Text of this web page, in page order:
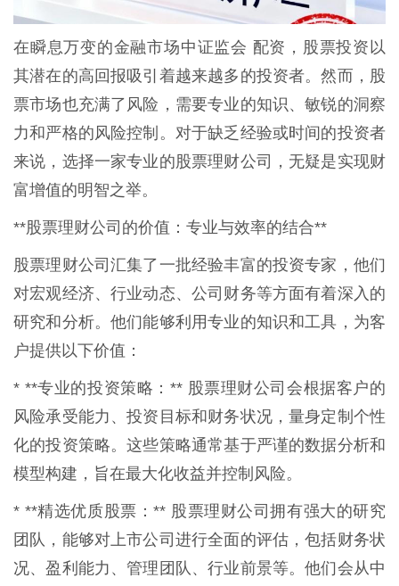
在瞬息万变的金融市场中证监会 配资，股票投资以
其潜在的高回报吸引着越来越多的投资者。然而，股
票市场也充满了风险，需要专业的知识、敏锐的洞察
力和严格的风险控制。对于缺乏经验或时间的投资者
来说，选择一家专业的股票理财公司，无疑是实现财
富增值的明智之举。
**股票理财公司的价值：专业与效率的结合**
股票理财公司汇集了一批经验丰富的投资专家，他们
对宏观经济、行业动态、公司财务等方面有着深入的
研究和分析。他们能够利用专业的知识和工具，为客
户提供以下价值：
* **专业的投资策略：** 股票理财公司会根据客户的
风险承受能力、投资目标和财务状况，量身定制个性
化的投资策略。这些策略通常基于严谨的数据分析和
模型构建，旨在最大化收益并控制风险。
* **精选优质股票：** 股票理财公司拥有强大的研究
团队，能够对上市公司进行全面的评估，包括财务状
况、盈利能力、管理团队、行业前景等。他们会从中